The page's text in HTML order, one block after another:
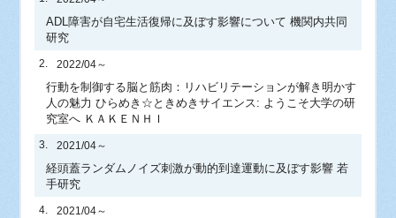
ADL障害が自宅生活復帰に及ぼす影響について 機関内共同
研究
2. 2022/04～
行動を制御する脳と筋肉：リハビリテーションが解き明かす
人の魅力 ひらめき☆ときめきサイエンス: ようこそ大学の研
究室へ ＫＡＫＥＮＨＩ
3. 2021/04～
経頭蓋ランダムノイズ刺激が動的到達運動に及ぼす影響 若
手研究
4. 2021/04～